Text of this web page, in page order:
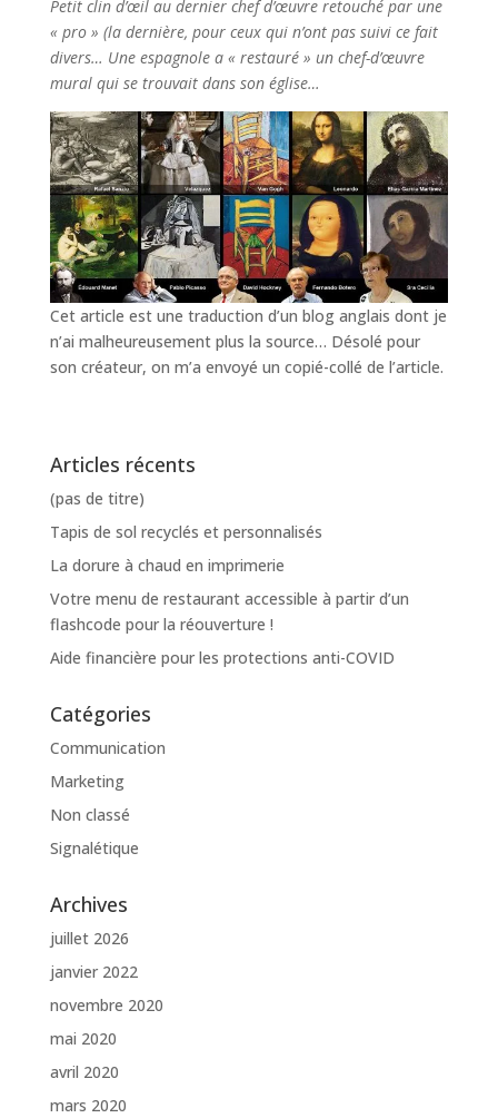
Petit clin d’œil au dernier chef d’œuvre retouché par une
« pro » (la dernière, pour ceux qui n’ont pas suivi ce fait
divers… Une espagnole a « restauré » un chef-d’œuvre
mural qui se trouvait dans son église…
Cet article est une traduction d’un blog anglais dont je
n’ai malheureusement plus la source… Désolé pour
son créateur, on m’a envoyé un copié-collé de l’article.
Articles récents
(pas de titre)
Tapis de sol recyclés et personnalisés
La dorure à chaud en imprimerie
Votre menu de restaurant accessible à partir d’un
flashcode pour la réouverture !
Aide financière pour les protections anti-COVID
Catégories
Communication
Marketing
Non classé
Signalétique
Archives
juillet 2026
janvier 2022
novembre 2020
mai 2020
avril 2020
mars 2020